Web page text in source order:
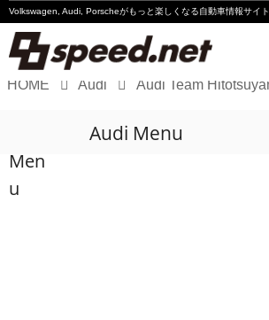
Volkswagen, Audi, Porscheがもっと楽しくなる自動車情報サイト
Audi
HOME Audi
Men
u
Audi Menu